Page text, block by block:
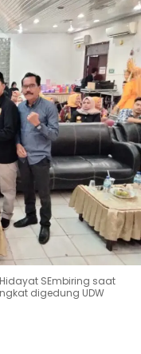
SEmbiring saat
digedung UDW